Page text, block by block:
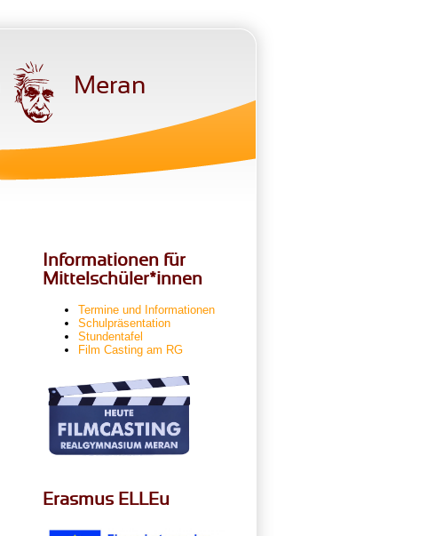
Meran
Informationen für
Mittelschüler*innen
Termine und Informationen
Schulpräsentation
Stundentafel
Film Casting am RG
Erasmus ELLEu